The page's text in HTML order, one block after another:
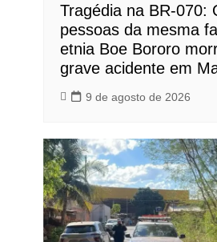
Tragédia na BR-070:
pessoas da mesma
etnia Boe Bororo
grave acidente em
9 de agosto de 2026